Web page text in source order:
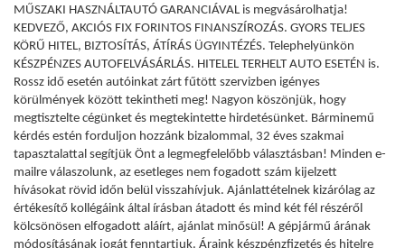
MŰSZAKI HASZNÁLTAUTÓ GARANCIÁVAL is megvásárolhatja!
KEDVEZŐ, AKCIÓS FIX FORINTOS FINANSZÍROZÁS. GYORS TELJES
KÖRŰ HITEL, BIZTOSÍTÁS, ÁTÍRÁS ÜGYINTÉZÉS. Telephelyünkön
KÉSZPÉNZES AUTOFELVÁSÁRLÁS. HITELEL TERHELT AUTO ESETÉN is.
Rossz idő esetén autóinkat zárt fűtött szervizben igényes
körülmények között tekintheti meg! Nagyon köszönjük, hogy
megtisztelte cégünket és megtekintette hirdetésünket. Bárminemű
kérdés estén forduljon hozzánk bizalommal, 32 éves szakmai
tapasztalattal segítjük Önt a legmegfelelőbb választásban! Minden e-
mailre válaszolunk, az esetleges nem fogadott szám kijelzett
hívásokat rövid időn belül visszahívjuk. Ajánlattételnek kizárólag az
értékesítő kollégáink által írásban átadott és mind két fél részéről
kölcsönösen elfogadott aláírt, ajánlat minősül! A gépjármű árának
módosításának jogát fenntartjuk. Áraink készpénzfizetés és hitelre